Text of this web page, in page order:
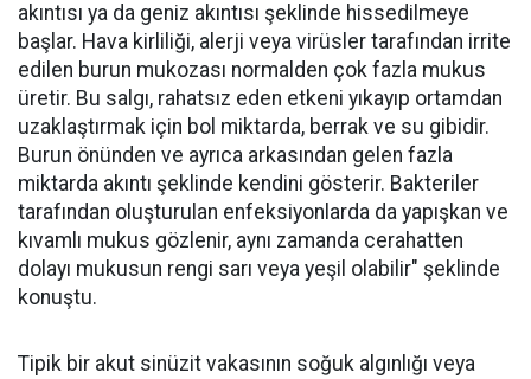
akıntısı ya da geniz akıntısı şeklinde hissedilmeye
başlar. Hava kirliliği, alerji veya virüsler tarafından irrite
edilen burun mukozası normalden çok fazla mukus
üretir. Bu salgı, rahatsız eden etkeni yıkayıp ortamdan
uzaklaştırmak için bol miktarda, berrak ve su gibidir.
Burun önünden ve ayrıca arkasından gelen fazla
miktarda akıntı şeklinde kendini gösterir. Bakteriler
tarafından oluşturulan enfeksiyonlarda da yapışkan ve
kıvamlı mukus gözlenir, aynı zamanda cerahatten
dolayı mukusun rengi sarı veya yeşil olabilir" şeklinde
konuştu.
Tipik bir akut sinüzit vakasının soğuk algınlığı veya